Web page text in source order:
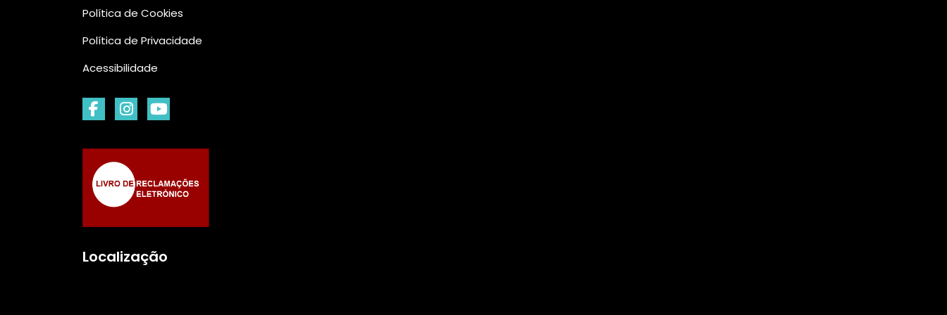
Política de Cookies
Política de Privacidade
Acessibilidade
Localização